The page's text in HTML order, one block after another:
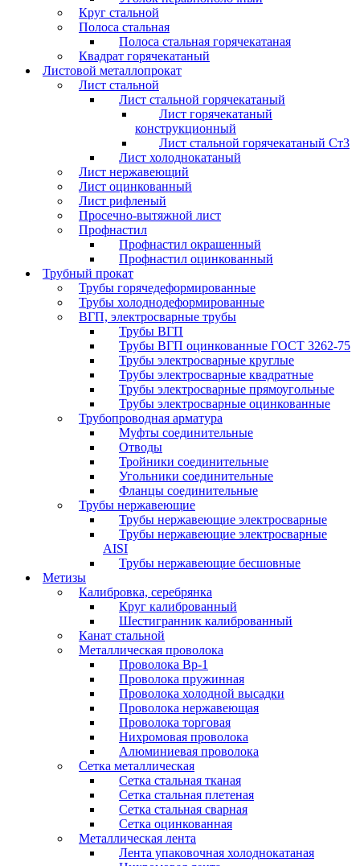
Круг стальной
Полоса стальная
Полоса стальная горячекатаная
Квадрат горячекатаный
Листовой металлопрокат
Лист стальной
Лист стальной горячекатаный
Лист горячекатаный
конструкционный
Лист стальной горячекатаный Ст3
Лист холоднокатаный
Лист нержавеющий
Лист оцинкованный
Лист рифленый
Просечно-вытяжной лист
Профнастил
Профнастил окрашенный
Профнастил оцинкованный
Трубный прокат
Трубы горячедеформированные
Трубы холоднодеформированные
ВГП, электросварные трубы
Трубы ВГП
Трубы ВГП оцинкованные ГОСТ 3262-75
Трубы электросварные круглые
Трубы электросварные квадратные
Трубы электросварные прямоугольные
Трубы электросварные оцинкованные
Трубопроводная арматура
Муфты соединительные
Отводы
Тройники соединительные
Угольники соединительные
Фланцы соединительные
Трубы нержавеющие
Трубы нержавеющие электросварные
Трубы нержавеющие электросварные
AISI
Трубы нержавеющие бесшовные
Метизы
Калибровка, серебрянка
Круг калиброванный
Шестигранник калиброванный
Канат стальной
Металлическая проволока
Проволока Вр-1
Проволока пружинная
Проволока холодной высадки
Проволока нержавеющая
Проволока торговая
Нихромовая проволока
Алюминиевая проволока
Сетка металлическая
Сетка стальная тканая
Сетка стальная плетеная
Сетка стальная сварная
Сетка оцинкованная
Металлическая лента
Лента упаковочная холоднокатаная